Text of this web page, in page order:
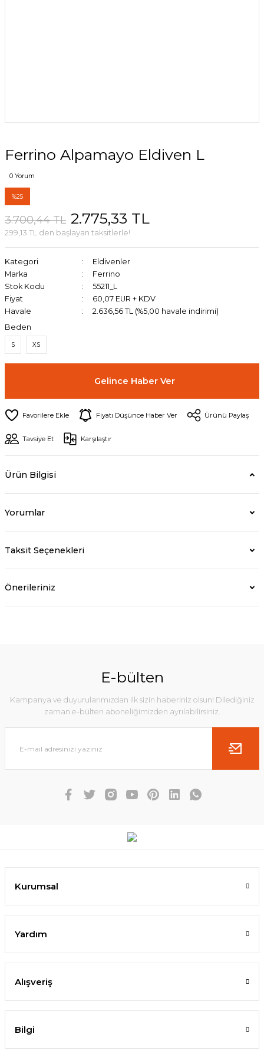
Ferrino Alpamayo Eldiven L
0 Yorum
%25
3.700,44 TL 2.775,33 TL
299,13 TL den başlayan taksitlerle!
Kategori
Eldivenler
Marka
Ferrino
Stok Kodu
55211_L
Fiyat
60,07 EUR + KDV
Havale
2.636,56 TL (%5,00 havale indirimi)
Beden
S XS
Gelince Haber Ver
Fiyatı Düşünce Haber Ver Ürünü Paylaş
Tavsiye Et Karşılaştır
Ürün Bilgisi
Yorumlar
Taksit Seçenekleri
Önerileriniz
E-bülten
Kampanya ve duyurularımızdan ilk sizin haberiniz olsun! Dilediğiniz
zaman e-bülten aboneliğimizden ayrılabilirsiniz.
Kurumsal
Yardım
Alışveriş
Bilgi